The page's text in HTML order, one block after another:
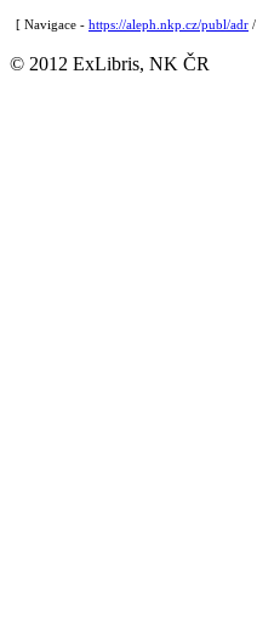
[ Navigace - https://aleph.nkp.cz/publ/adr /
© 2012 ExLibris, NK ČR